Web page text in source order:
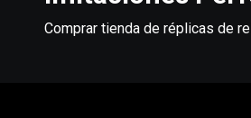
Comprar tienda de réplicas de